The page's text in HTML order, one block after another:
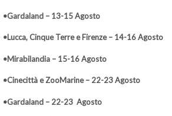
•Gardaland – 13-15 Agosto
•Lucca, Cinque Terre e Firenze – 14-16 Agosto
•Mirabilandia – 15-16 Agosto
•Cinecittà e ZooMarine – 22-23 Agosto
•Gardaland – 22-23 Agosto